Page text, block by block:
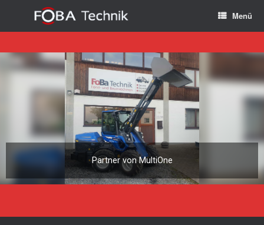
Menü
Partner von MultiOne